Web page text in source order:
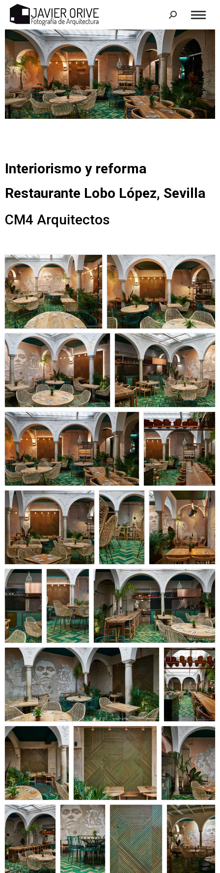
Search:
Interiorismo y reforma
Restaurante Lobo López, Sevilla
CM4 Arquitectos